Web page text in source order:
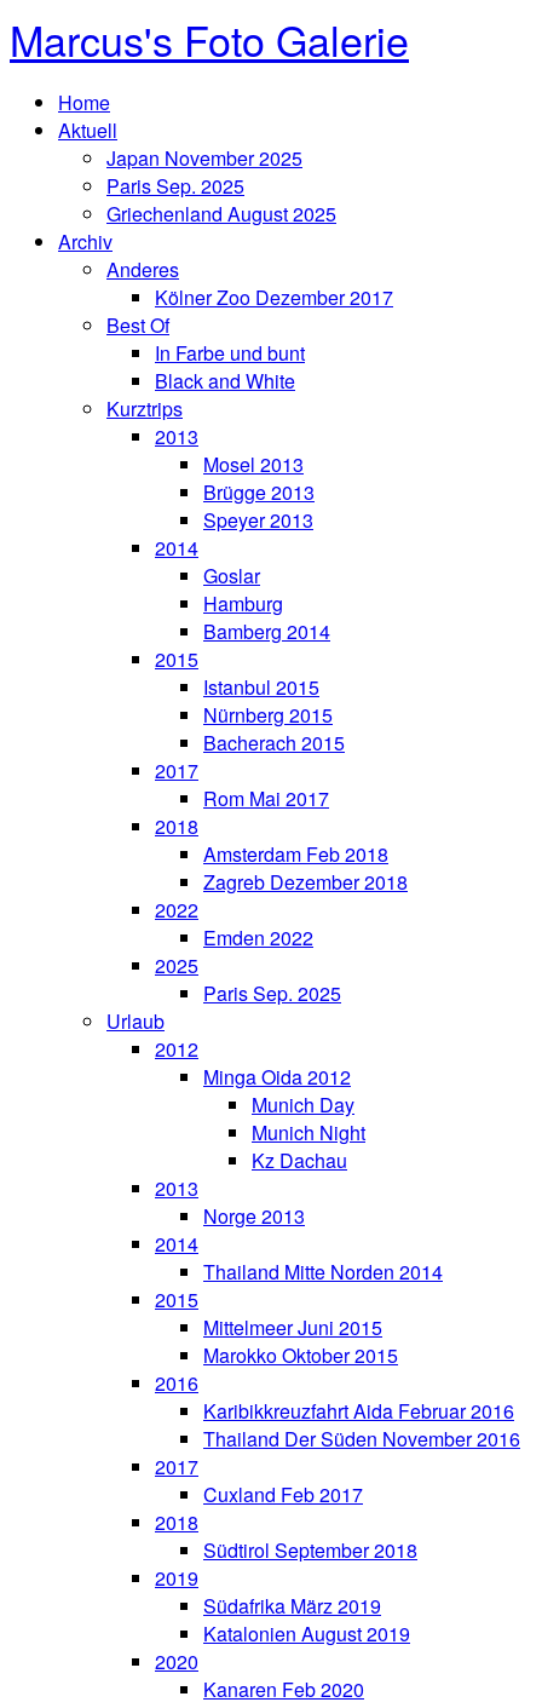
Marcus's Foto Galerie
Home
Aktuell
Japan November 2025
Paris Sep. 2025
Griechenland August 2025
Archiv
Anderes
Kölner Zoo Dezember 2017
Best Of
In Farbe und bunt
Black and White
Kurztrips
2013
Mosel 2013
Brügge 2013
Speyer 2013
2014
Goslar
Hamburg
Bamberg 2014
2015
Istanbul 2015
Nürnberg 2015
Bacherach 2015
2017
Rom Mai 2017
2018
Amsterdam Feb 2018
Zagreb Dezember 2018
2022
Emden 2022
2025
Paris Sep. 2025
Urlaub
2012
Minga Oida 2012
Munich Day
Munich Night
Kz Dachau
2013
Norge 2013
2014
Thailand Mitte Norden 2014
2015
Mittelmeer Juni 2015
Marokko Oktober 2015
2016
Karibikkreuzfahrt Aida Februar 2016
Thailand Der Süden November 2016
2017
Cuxland Feb 2017
2018
Südtirol September 2018
2019
Südafrika März 2019
Katalonien August 2019
2020
Kanaren Feb 2020